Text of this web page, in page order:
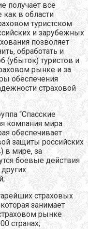
получает все
в области
туристском
и зарубежных
позволяет
обработать и
(убыток) туристов и
рынке и за
обеспечения
страховой
“Спасские
компания мира
обеспечивает
защиты российских
в мире, за
боевые действия
страховых
занимает
рынке
странах;